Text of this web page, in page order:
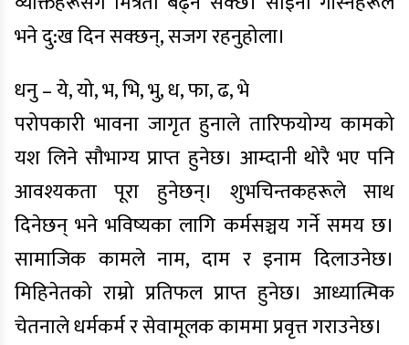
भने दु:ख दिन सक्छन्, सजग रहनुहोला।
धनु – ये, यो, भ, भि, भु, ध, फा, ढ, भे
परोपकारी भावना जागृत हुनाले तारिफयोग्य कामको
यश लिने सौभाग्य प्राप्त हुनेछ। आम्दानी थोरै भए पनि
आवश्यकता पूरा हुनेछन्। शुभचिन्तकहरूले साथ
दिनेछन् भने भविष्यका लागि कर्मसञ्चय गर्ने समय छ।
सामाजिक कामले नाम, दाम र इनाम दिलाउनेछ।
मिहिनेतको राम्रो प्रतिफल प्राप्त हुनेछ। आध्यात्मिक
चेतनाले धर्मकर्म र सेवामूलक काममा प्रवृत्त गराउनेछ।